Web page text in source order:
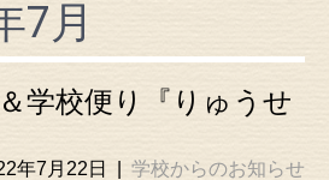
7月
学校便り『りゅうせ
年7月22日
学校からのお知らせ